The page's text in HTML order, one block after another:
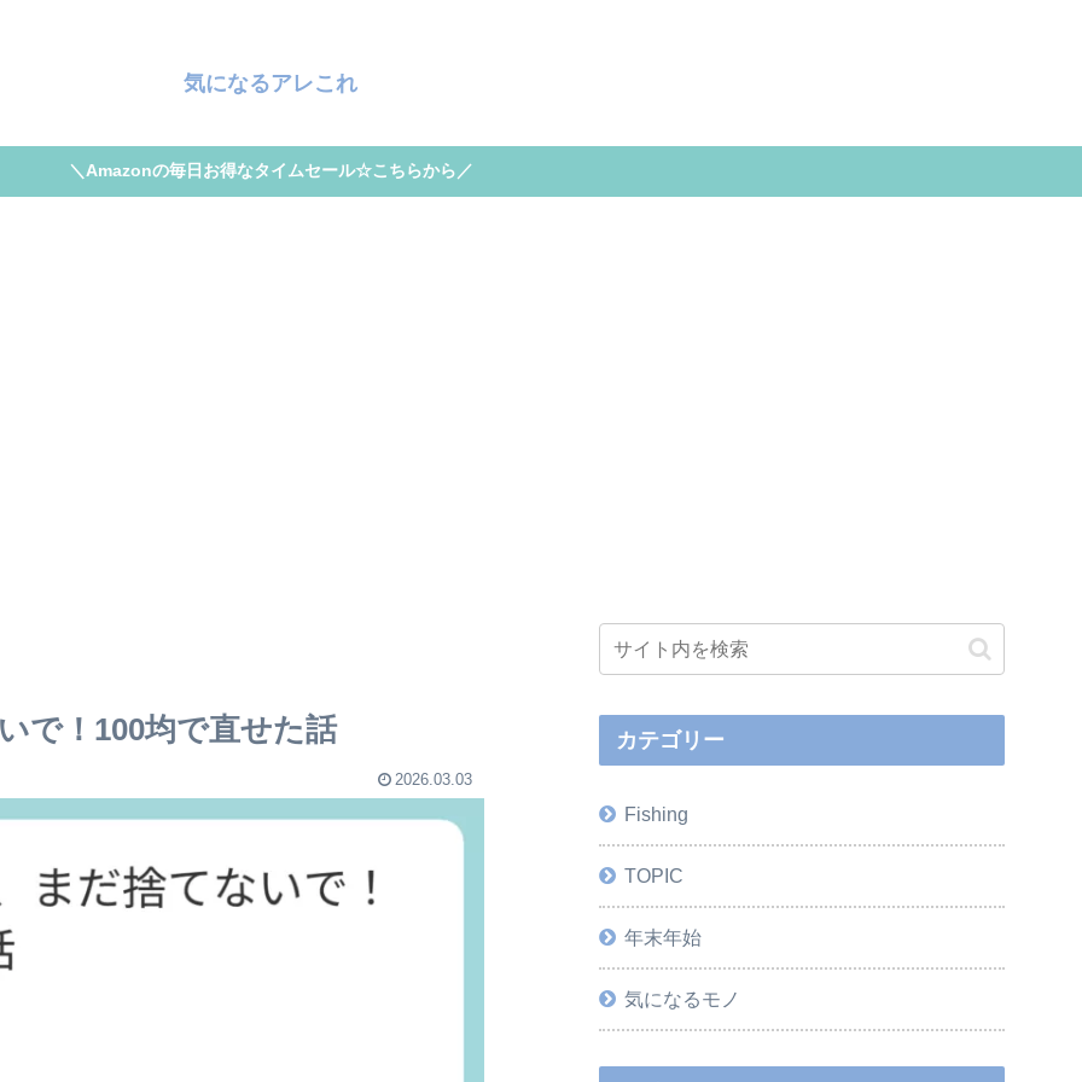
気になるアレこれ
＼Amazonの毎日お得なタイムセール☆こちらから／
で！100均で直せた話
2026.03.03
カテゴリー
Fishing
TOPIC
年末年始
気になるモノ